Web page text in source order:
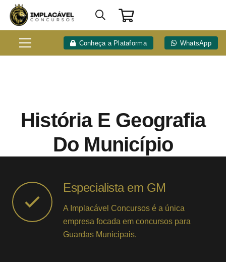
Conheça a Plataforma WhatsApp
História E Geografia
Do Município
Especialista em GM
A Implacável Concursos é a única
empresa focada em concursos para
Guardas Municipais.